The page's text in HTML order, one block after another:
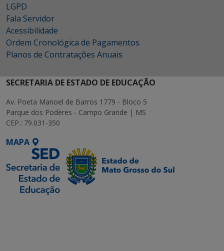
LGPD
Fala Servidor
Acessibilidade
Ordem Cronológica de Pagamentos
Planos de Contratações Anuais
SECRETARIA DE ESTADO DE EDUCAÇÃO
Av. Poeta Manoel de Barros 1779 - Bloco 5
Parque dos Poderes - Campo Grande | MS
CEP.: 79.031-350
MAPA